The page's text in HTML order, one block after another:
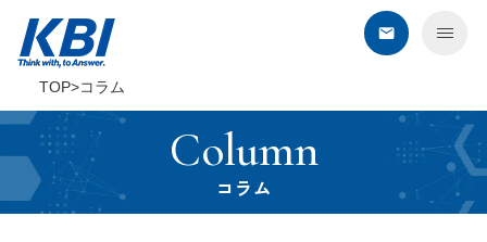
KBIについて
サービス
TOP コラム
Column
コラム